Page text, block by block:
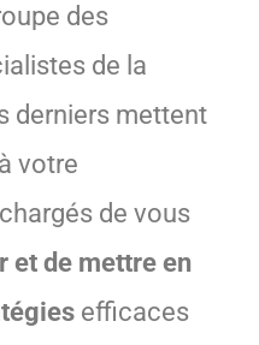
des
de la
derniers mettent
votre
de vous
et de mettre en
efficaces